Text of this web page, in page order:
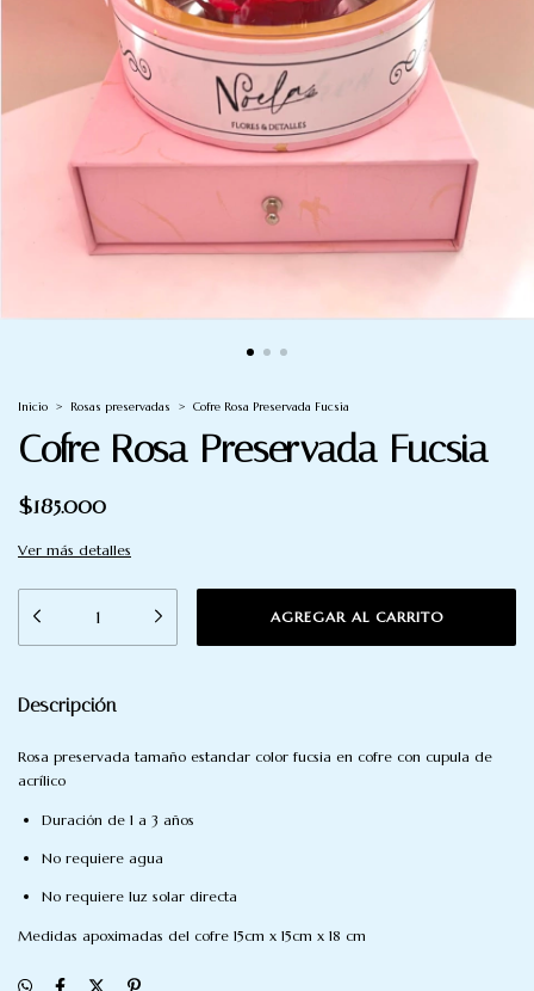
Inicio > Rosas preservadas > Cofre Rosa Preservada Fucsia
Cofre Rosa Preservada Fucsia
$185.000
Ver más detalles
Descripción
Rosa preservada tamaño estandar color fucsia en cofre con cupula de
acrílico
Duración de 1 a 3 años
No requiere agua
No requiere luz solar directa
Medidas apoximadas del cofre 15cm x 15cm x 18 cm